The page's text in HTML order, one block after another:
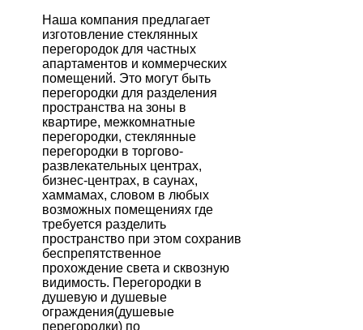
Наша компания предлагает
изготовление стеклянных
перегородок для частных
апартаментов и коммерческих
помещений. Это могут быть
перегородки для разделения
пространства на зоны в
квартире, межкомнатные
перегородки, стеклянные
перегородки в торгово-
развлекательных центрах,
бизнес-центрах, в саунах,
хаммамах, словом в любых
возможных помещениях где
требуется разделить
пространство при этом сохранив
беспрепятственное
прохождение света и сквозную
видимость. Перегородки в
душевую и душевые
ограждения(душевые
перегородки) по